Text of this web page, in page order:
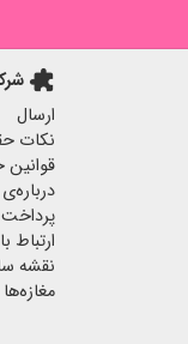
extension
ارسال
نکات
قوانین
ارتباط
نقشه
مغازه‌ها